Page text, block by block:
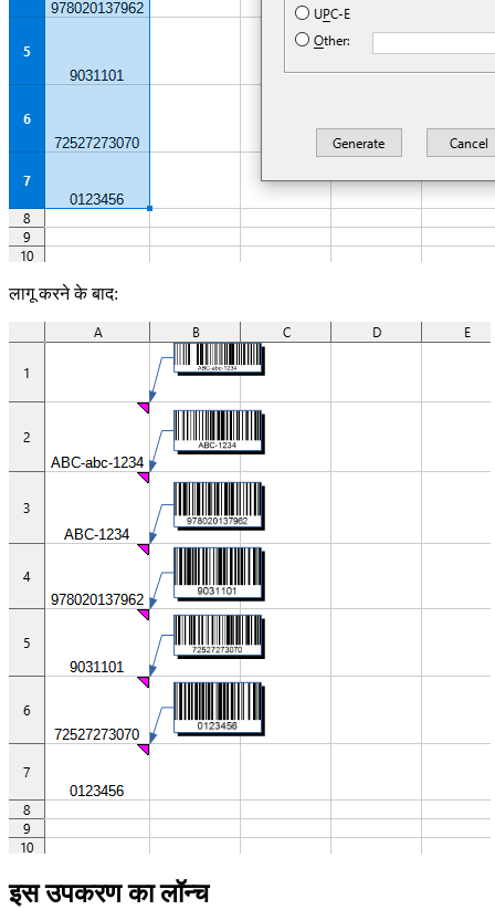
लागू करने के बाद:
इस उपकरण का लॉन्च